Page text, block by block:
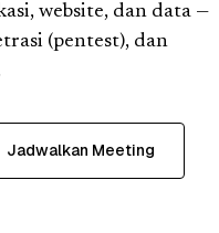
website, dan data —
(pentest), dan
Jadwalkan Meeting